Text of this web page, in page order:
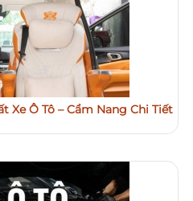
Xe Ô Tô – Cẩm Nang Chi Tiết